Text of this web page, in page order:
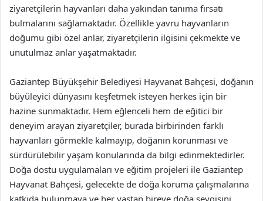
ziyaretçilerin hayvanları daha yakından tanıma fırsatı
bulmalarını sağlamaktadır. Özellikle yavru hayvanların
doğumu gibi özel anlar, ziyaretçilerin ilgisini çekmekte ve
unutulmaz anlar yaşatmaktadır.
Gaziantep Büyükşehir Belediyesi Hayvanat Bahçesi, doğanın
büyüleyici dünyasını keşfetmek isteyen herkes için bir
hazine sunmaktadır. Hem eğlenceli hem de eğitici bir
deneyim arayan ziyaretçiler, burada birbirinden farklı
hayvanları görmekle kalmayıp, doğanın korunması ve
sürdürülebilir yaşam konularında da bilgi edinmektedirler.
Doğa dostu uygulamaları ve eğitim projeleri ile Gaziantep
Hayvanat Bahçesi, gelecekte de doğa koruma çalışmalarına
katkıda bulunmaya ve her yaştan bireye doğa sevgisini